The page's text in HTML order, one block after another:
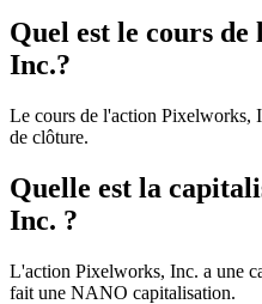
Quel est le cours
Inc.?
Le cours de l'action Pixelworks,
de clôture.
Quelle est la
Inc. ?
L'action Pixelworks, Inc. a une
fait une NANO capitalisation.